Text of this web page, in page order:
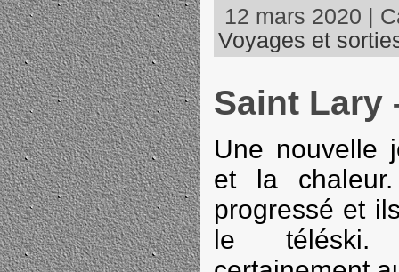
12 mars 2020 |
Voyages et
Saint Lary
Une nouvelle
et la
progressé et
le téléski.